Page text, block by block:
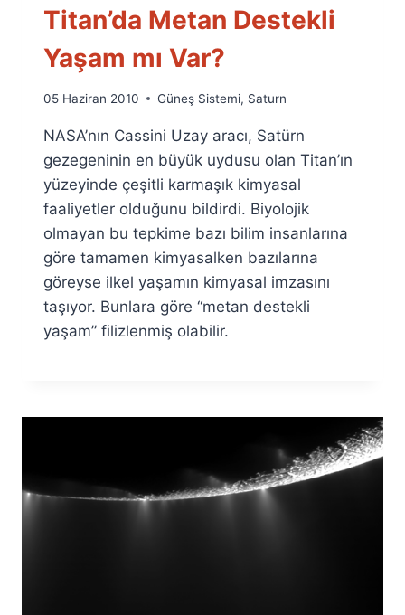
Titan’da Metan Destekli
Yaşam mı Var?
By
Fuat
Özyar
05 Haziran 2010 Güneş Sistemi, Saturn
NASA’nın Cassini Uzay aracı, Satürn
gezegeninin en büyük uydusu olan Titan’ın
yüzeyinde çeşitli karmaşık kimyasal
faaliyetler olduğunu bildirdi. Biyolojik
olmayan bu tepkime bazı bilim insanlarına
göre tamamen kimyasalken bazılarına
göreyse ilkel yaşamın kimyasal imzasını
taşıyor. Bunlara göre “metan destekli
yaşam” filizlenmiş olabilir.